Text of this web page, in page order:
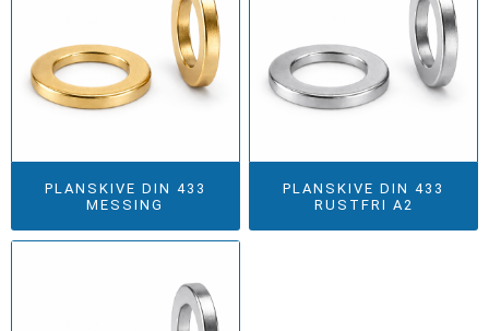
PLANSKIVE DIN 433
MESSING
PLANSKIVE DIN 433
RUSTFRI A2